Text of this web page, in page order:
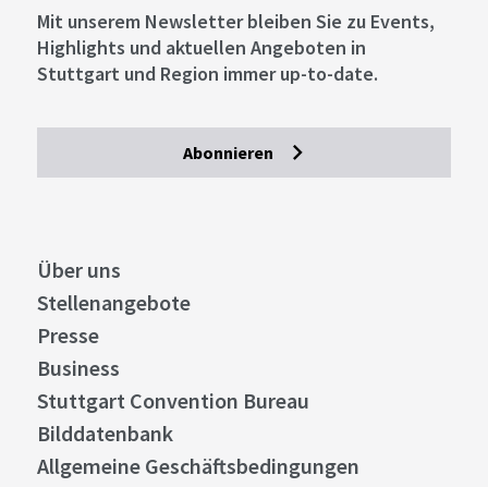
Mit unserem Newsletter bleiben Sie zu Events,
Highlights und aktuellen Angeboten in
Stuttgart und Region immer up-to-date.
Abonnieren
Über uns
Stellenangebote
Presse
Business
Stuttgart Convention Bureau
Bilddatenbank
Allgemeine Geschäftsbedingungen